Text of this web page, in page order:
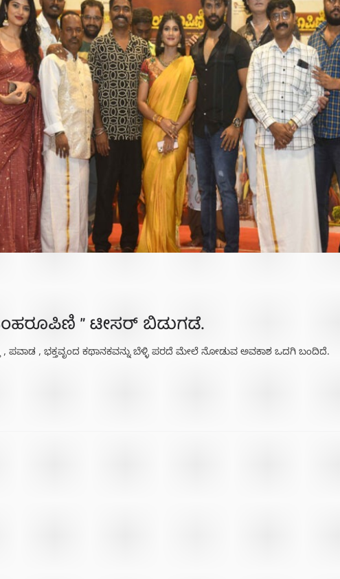
” ಟೀಸರ್ ಬಿಡುಗಡೆ.
ಪವಾಡ , ಭಕ್ತವೃಂದ ಕಥಾನಕವನ್ನು ಬೆಳ್ಳಿ ಪರದೆ ಮೇಲೆ ನೋಡುವ ಅವಕಾಶ ಒದಗಿ ಬಂದಿದೆ.